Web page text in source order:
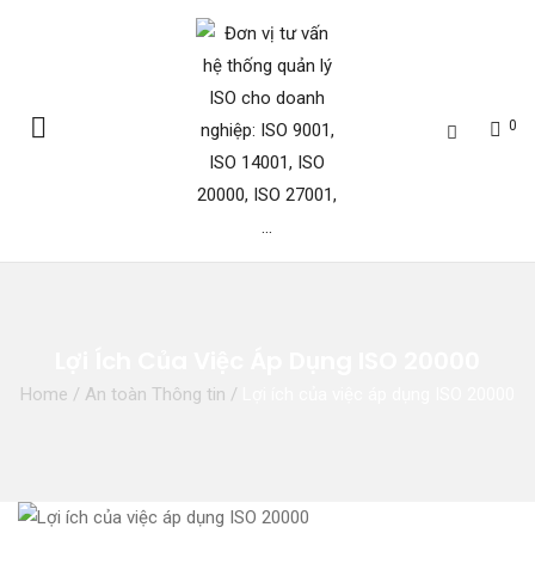
0
Home / An toàn Thông tin /